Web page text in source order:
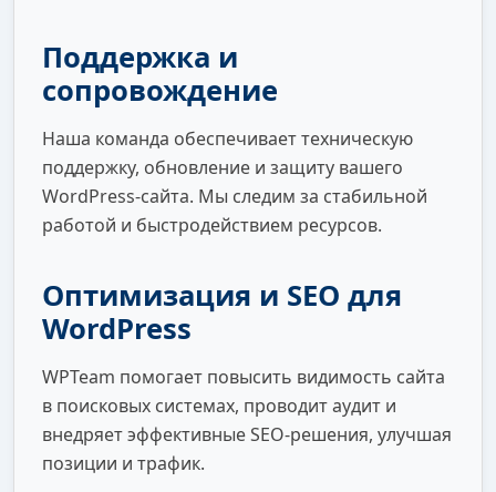
Поддержка и
сопровождение
Наша команда обеспечивает техническую
поддержку, обновление и защиту вашего
WordPress-сайта. Мы следим за стабильной
работой и быстродействием ресурсов.
Оптимизация и SEO для
WordPress
WPTeam помогает повысить видимость сайта
в поисковых системах, проводит аудит и
внедряет эффективные SEO-решения, улучшая
позиции и трафик.